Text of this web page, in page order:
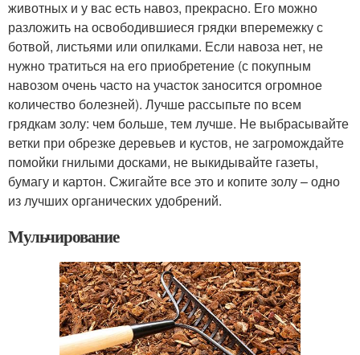
животных и у вас есть навоз, прекрасно. Его можно
разложить на освободившиеся грядки вперемежку с
ботвой, листьями или опилками. Если навоза нет, не
нужно тратиться на его приобретение (с покупным
навозом очень часто на участок заносится огромное
количество болезней). Лучше рассыпьте по всем
грядкам золу: чем больше, тем лучше. Не выбрасывайте
ветки при обрезке деревьев и кустов, не загромождайте
помойки гнилыми досками, не выкидывайте газеты,
бумагу и картон. Сжигайте все это и копите золу – одно
из лучших органических удобрений.
Мульчирование